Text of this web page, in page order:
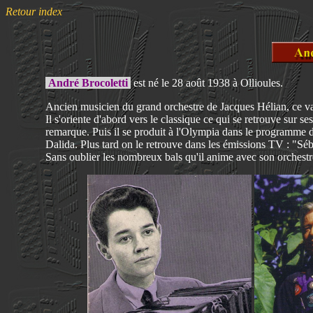
Retour index
André Brocoletti est né le 28 août 1938 à Ollioules.
Ancien musicien du grand orchestre de Jacques Hélian, ce
Il s'oriente d'abord vers le classique ce qui se retrouve sur
remarque. Puis il se produit à l'Olympia dans le programme
Dalida. Plus tard on le retrouve dans les émissions TV :
Sans oublier les nombreux bals qu'il anime avec son